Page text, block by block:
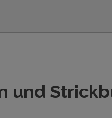
und